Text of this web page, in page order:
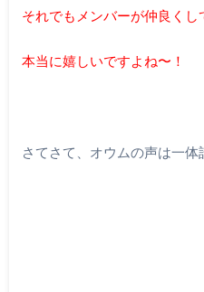
それでもメンバーが仲良く
本当に嬉しいですよね〜！
さてさて、オウムの声は一体